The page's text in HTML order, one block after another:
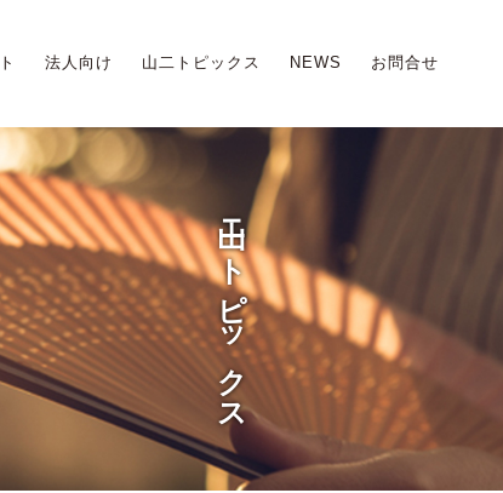
法人向け 山二トピックス NEWS お問合せ
山ニトピックス